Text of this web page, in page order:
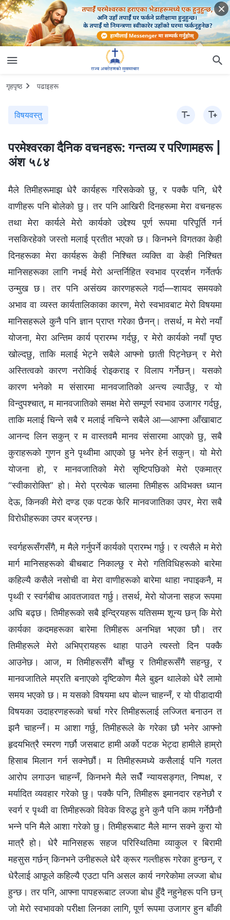
गृहपृष्ठ पढाइहरू
विषयवस्तु
परमेश्‍वरका दैनिक वचनहरू: गन्तव्य र परिणामहरू |
अंश ५८४
मैले तिमीहरूमाझ धेरै कार्यहरू गरिसकेको छु, र पक्कै पनि, धेरै
वाणीहरू पनि बोलेको छु। तर पनि आखिरी दिनहरूमा मेरा वचनहरू
तथा मेरा कार्यले मेरो कार्यको उद्देश्य पूर्ण रूपमा परिपूर्ति गर्न
नसकिरहेको जस्तो मलाई प्रतीत भएको छ। किनभने विगतका केही
दिनहरूका मेरा कार्यहरू केही निश्चित व्यक्ति वा केही निश्चित
मानिसहरूका लागि नभई मेरो अन्तर्निहित स्वभाव प्रदर्शन गर्नेतर्फ
उन्मुख छ। तर पनि असंख्य कारणहरूले गर्दा—शायद समयको
अभाव वा व्यस्त कार्यतालिकाका कारण, मेरो स्वभावबाट मेरो विषयमा
मानिसहरूले कुनै पनि ज्ञान प्राप्त गरेका छैनन्। तसर्थ, म मेरो नयाँ
योजना, मेरा अन्तिम कार्य प्रारम्भ गर्दछु, र मेरो कार्यको नयाँ पृष्ठ
खोल्दछु, ताकि मलाई भेट्ने सबैले आफ्नो छाती पिट्नेछन् र मेरो
अस्तित्वको कारण नरोकिई रोइकराइ र विलाप गर्नेछन्। यसको
कारण भनेको म संसारमा मानवजातिको अन्त्य ल्याउँछु, र यो
विन्दुपश्चात्, म मानवजातिको समक्ष मेरो सम्पूर्ण स्वभाव उजागर गर्दछु,
ताकि मलाई चिन्ने सबै र मलाई नचिन्ने सबैले आ—आफ्ना आँखाबाट
आनन्द लिन सकुन् र म वास्तवमै मानव संसारमा आएको छु, सबै
कुराहरूको गुणन हुने पृथ्वीमा आएको छु भनेर हेर्न सकुन्। यो मेरो
योजना हो, र मानवजातिको मेरो सृष्टिपछिको मेरो एकमात्र
“स्वीकारोक्ति” हो। मेरो प्रत्येक चालमा तिमीहरू अविभक्त ध्यान
देऊ, किनकी मेरो दण्ड एक पटक फेरि मानवजातिका उपर, मेरा सबै
विरोधीहरूका उपर बज्रन्छ।
स्वर्गहरूसँगसँगै, म मैले गर्नुपर्ने कार्यको प्रारम्भ गर्छु। र त्यसैले म मेरो
मार्ग मानिसहरूको बीचबाट निकाल्छु र मेरो गतिविधिहरूको बारेमा
कहिल्यै कसैले नसोची वा मेरा वाणीहरूको बारेमा थाहा नपाइकनै, म
पृथ्वी र स्वर्गबीच आवतजावत गर्छु। तसर्थ, मेरो योजना सहज रूपमा
अघि बढ्छ। तिमीहरूको सबै इन्द्रियहरू यतिसम्म शून्य छन् कि मेरो
कार्यका कदमहरूका बारेमा तिमीहरू अनभिज्ञ भएका छौ। तर
तिमीहरूले मेरो अभिप्रायहरू थाहा पाउने त्यस्तो दिन पक्कै
आउनेछ। आज, म तिमीहरूसँगै बाँच्छु र तिमीहरूसँगै सहन्छु, र
मानवजातिले मप्रति बनाएको दृष्टिकोण मैले बुझ्न थालेको धेरै लामो
समय भएको छ। म यसको विषयमा थप बोल्न चाहन्नँ, र यो पीडादायी
विषयका उदाहरणहरूको चर्चा गरेर तिमीहरूलाई लज्जित बनाउन त
झनै चाहन्नँ। म आशा गर्छु, तिमीहरूले के गरेका छौ भनेर आफ्नो
हृदयभित्रै स्मरण गर्छौ जसबाट हामी अर्को पटक भेट्दा हामीले हाम्रो
हिसाब मिलान गर्न सक्नेछौं। म तिमीहरूमध्ये कसैलाई पनि गलत
आरोप लगाउन चाहन्नँ, किनभने मैले सधैँ न्यायसङ्गत, निष्पक्ष, र
मर्यादित व्यवहार गरेको छु। पक्कै पनि, तिमीहरू इमानदार रहनेछौ र
स्वर्ग र पृथ्वी वा तिमीहरूको विवेक विरुद्ध हुने कुनै पनि काम गर्नेछैनौ
भन्ने पनि मैले आशा गरेको छु। तिमीहरूबाट मैले माग्न सक्ने कुरा यो
मात्रै हो। धेरै मानिसहरू सहज परिस्थितिमा व्याकुल र बिरामी
महसुस गर्छन् किनभने उनीहरूले धेरै क्रूर गल्तीहरू गरेका हुन्छन्, र
धेरैलाई आफूले कहिल्यै एउटा पनि असल कार्य नगरेकोमा लज्जा बोध
हुन्छ। तर पनि, आफ्ना पापहरूबाट लज्जा बोध हुँदै नहुनेहरू पनि छन्
जो मेरो स्वभावको परीक्षा लिनका लागि, पूर्ण रूपमा उजागर हुन बाँकी